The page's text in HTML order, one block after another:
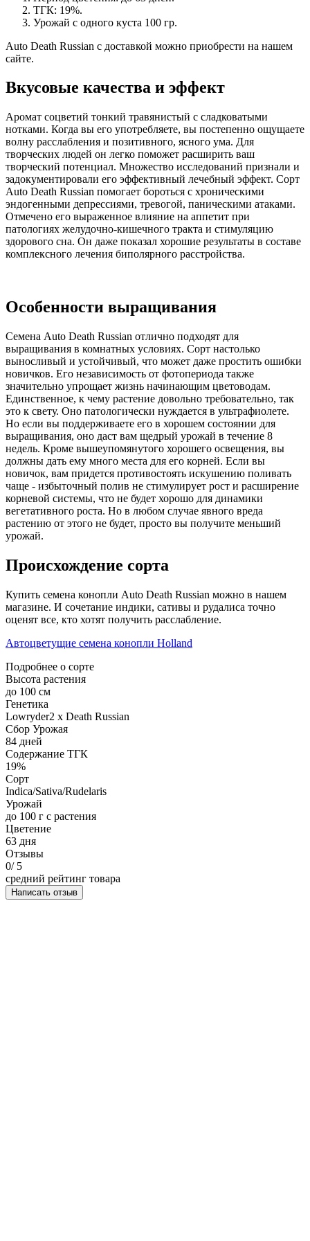
ТГК: 19%.
Урожай с одного куста 100 гр.
Auto Death Russian с доставкой можно приобрести на нашем
сайте.
Вкусовые качества и эффект
Аромат соцветий тонкий травянистый с сладковатыми
нотками. Когда вы его употребляете, вы постепенно ощущаете
волну расслабления и позитивного, ясного ума. Для
творческих людей он легко поможет расширить ваш
творческий потенциал. Множество исследований признали и
задокументировали его эффективный лечебный эффект. Сорт
Auto Death Russian помогает бороться с хроническими
эндогенными депрессиями, тревогой, паническими атаками.
Отмечено его выраженное влияние на аппетит при
патологиях желудочно-кишечного тракта и стимуляцию
здорового сна. Он даже показал хорошие результаты в составе
комплексного лечения биполярного расстройства.
Особенности выращивания
Семена Auto Death Russian отлично подходят для
выращивания в комнатных условиях. Сорт настолько
выносливый и устойчивый, что может даже простить ошибки
новичков. Его независимость от фотопериода также
значительно упрощает жизнь начинающим цветоводам.
Единственное, к чему растение довольно требовательно, так
это к свету. Оно патологически нуждается в ультрафиолете.
Но если вы поддерживаете его в хорошем состоянии для
выращивания, оно даст вам щедрый урожай в течение 8
недель. Кроме вышеупомянутого хорошего освещения, вы
должны дать ему много места для его корней. Если вы
новичок, вам придется противостоять искушению поливать
чаще - избыточный полив не стимулирует рост и расширение
корневой системы, что не будет хорошо для динамики
вегетативного роста. Но в любом случае явного вреда
растению от этого не будет, просто вы получите меньший
урожай.
Происхождение сорта
Купить семена конопли Auto Death Russian можно в нашем
магазине. И сочетание индики, сативы и рудалиса точно
оценят все, кто хотят получить расслабление.
Автоцветущие семена конопли Holland
Подробнее о сорте
Высота растения
до 100 см
Генетика
Lowryder2 x Death Russian
Сбор Урожая
84 дней
Содержание ТГК
19%
Сорт
Indica/Sativa/Rudelaris
Урожай
до 100 г с растения
Цветение
63 дня
Отзывы
0/ 5
средний рейтинг товара
Написать отзыв